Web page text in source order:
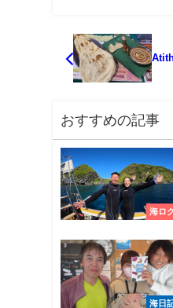
おすすめの記事
海ロ
海日